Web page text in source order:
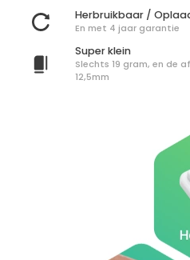
Herbruikbaar /
En met 4 jaar garantie
Super klein
Slechts 19 gram, en de
12,5mm